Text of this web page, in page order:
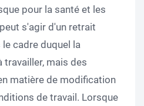
pour la santé et les
s'agir d'un retrait
cadre duquel la
travailler, mais des
matière de modification
de travail. Lorsque